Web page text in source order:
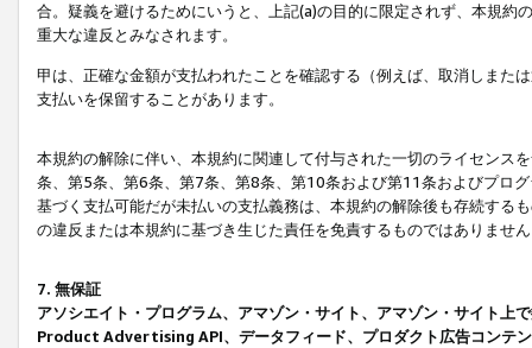
合。疑義を避けるためにいうと、上記(a)の目的に限定されず、本規
重大な違反とみなされます。
甲は、正確な金額が支払われたことを確認する（例えば、取消しまた
支払いを保留することがあります。
本規約の解除に伴い、本規約に関連して付与された一切のライセンス
条、第5条、第6条、第7条、第8条、第10条および第11条およびプロ
基づく支払可能だが未払いの支払義務は、本規約の解除後も存続する
の違反または本規約に基づき生じた責任を免責するものではありませ
7. 無保証
アソシエイト・プログラム、アマゾン・サイト、アマゾン・サイト上
Product Advertising API、データフィード、プロダクト広告コンテ